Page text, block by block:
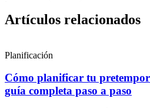
Artículos relacionados
Planificación
Cómo planificar tu
guía completa paso a paso